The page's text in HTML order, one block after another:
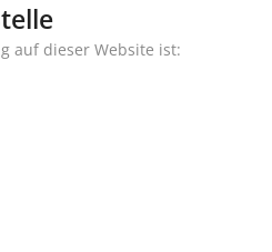
auf dieser Website ist: